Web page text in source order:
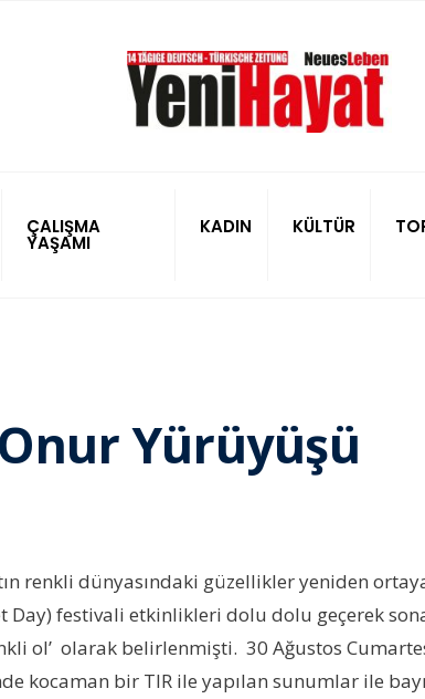
ÇALIŞMA
YAŞAMI
KADIN KÜLTÜR
Yürüyüşü
renkli dünyasındaki güzellikler yeniden
Day) festivali etkinlikleri dolu dolu geçerek
ol’ olarak belirlenmişti. 30 Ağustos
kocaman bir TIR ile yapılan sunumlar ile